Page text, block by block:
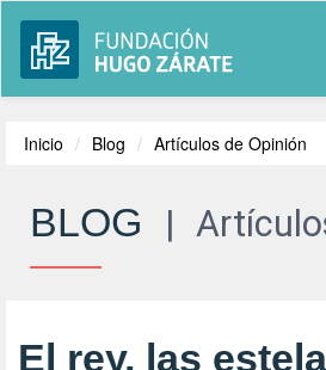
Inicio Blog Artículos de Opinión
BLOG |
El rey, las